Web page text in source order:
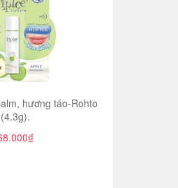
hương táo-Rohto
(4.3g).